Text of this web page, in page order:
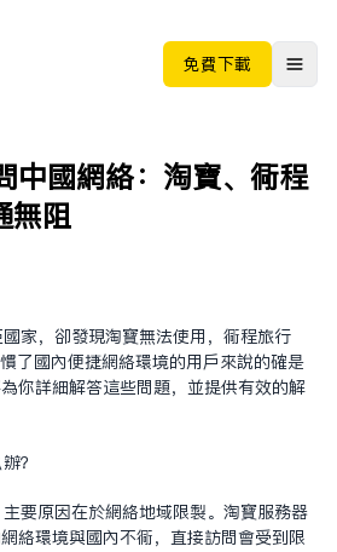
免费下载
中国网络：淘宝、同程
无阻
家，却发现淘宝无法使用，同程旅行
了国内便捷网络环境的用户来说的确是
你详细解答这些问题，并提供有效的解
？
要原因在于网络地域限制。淘宝服务器
络环境与国内不同，直接访问会受到限